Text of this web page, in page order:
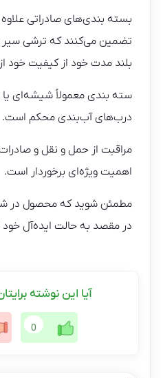
بسته بندی‌های صادراتی
تضمین می‌کنند که ترشی
بلند مدت خود از کیفیت خود
سته بندی معمولاً شیشه‌ای یا
درب‌های آب‌بندی محکم است.
مراقبت از حمل و نقل و
اهمیت ویژه‌ای برخوردار است.
مطمئن شوید که محصول در
در مقصد به حالت ایده‌آل
آیا این نوشته
0